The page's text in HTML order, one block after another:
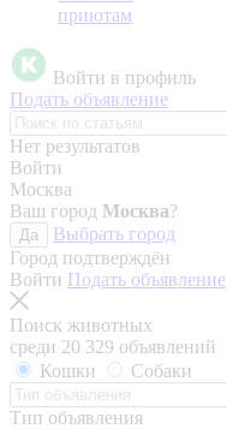
приютам
Войти в профиль
Подать объявление
Нет результатов
Войти
Москва
Ваш город Москва?
Да
Выбрать город
Город подтверждён
Войти Подать объявление
Поиск животных
среди 20 329 объявлений
Кошки
Собаки
Тип объявления